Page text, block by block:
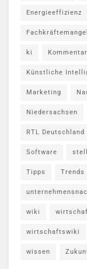
Energieeffizienz
Fachkräftemangel
ki Kommentar
Künstliche
Marketing
Niedersachsen
RTL Deutschland
Software
Tipps Trends
wiki
wirtschaftswiki
wissen